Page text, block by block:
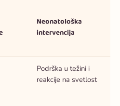
Neonatološka
intervencija
Podrška u težini i
reakcije na svetlost